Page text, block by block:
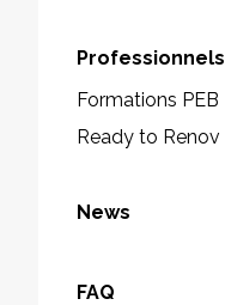
Professionnels
Formations PEB
Ready to Renov
News
FAQ